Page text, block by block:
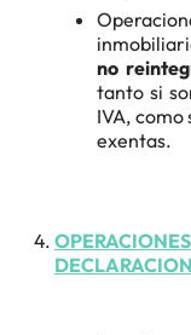
no
tanto si
IVA,
exentas.
DECLARACION